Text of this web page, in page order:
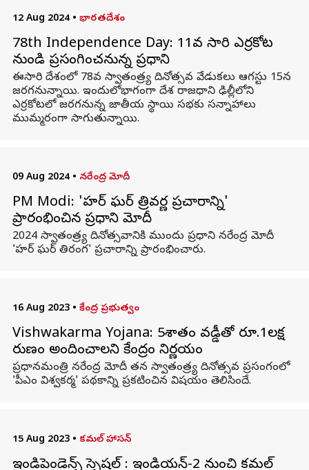
12 Aug 2024 • భారతదేశం
78th Independence Day: 11వ సారి ఎర్రకోట
నుండి ప్రసంగించనున్న ప్రధాని
ఈసారి దేశంలో 78వ స్వాతంత్ర్య దినోత్సవ వేడుకలు ఆగస్టు 15న
జరగనున్నాయి. ఇందులోభాగంగా దేశ రాజధాని ఢిల్లీలోని
ఎర్రకోటలో జరగనున్న జాతీయ స్థాయి సభకు సన్నాహాలు
ముమ్మరంగా సాగుతున్నాయి.
09 Aug 2024 • నరేంద్ర మోదీ
PM Modi: 'హర్ ఘర్ త్రివర్ణ ప్రచారాన్ని'
ప్రారంభించిన ప్రధాని మోదీ
2024 స్వాతంత్ర్య దినోత్సవానికి ముందు ప్రధాని నరేంద్ర మోదీ
'హర్ ఘర్ తిరంగ' ప్రచారాన్ని ప్రారంభించారు.
16 Aug 2023 • కేంద్ర ప్రభుత్వం
Vishwakarma Yojana: 5శాతం వడ్డీతో రూ.1లక్ష
రుణం అందించాలని కేంద్రం నిర్ణయం
ప్రధానమంత్రి నరేంద్ర మోదీ తన స్వాతంత్ర్య దినోత్సవ ప్రసంగంలో
'పీఎం విశ్వకర్మ' పథకాన్ని ప్రకటించిన విషయం తెలిసిందే.
15 Aug 2023 • కమల్ హాసన్
ఇండిపెండెన్స్ స్పెషల్ : ఇండియన్‌-2 నుంచి కమల్‌